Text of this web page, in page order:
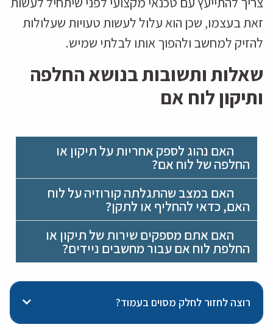
זאת בעצמו, שכן הוא עלול לעשות טעויות שעלולות
להזיק למחשב ולהפוך אותו לבלתי שמיש.
שאלות ותשובות בנושא החלפה
ותיקון לוח אם
האם נהוג לספק אחריות על תיקון או
החלפה של לוח אם?
האם במצב שהתגלתה קורוזיה על לוח
האם, כדאי להחליף או לתקן?
האם אתם מספקים שירות של תיקון או
החלפת לוח אם עבור מחשבים ניידים?
רוצה לחזור לחלק מסוים בעמוד?